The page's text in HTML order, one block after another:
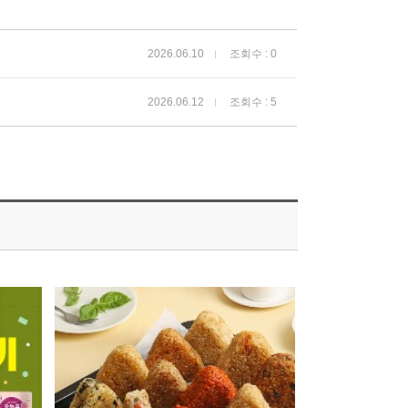
2026.06.10 조회수 : 0
2026.06.12 조회수 : 5